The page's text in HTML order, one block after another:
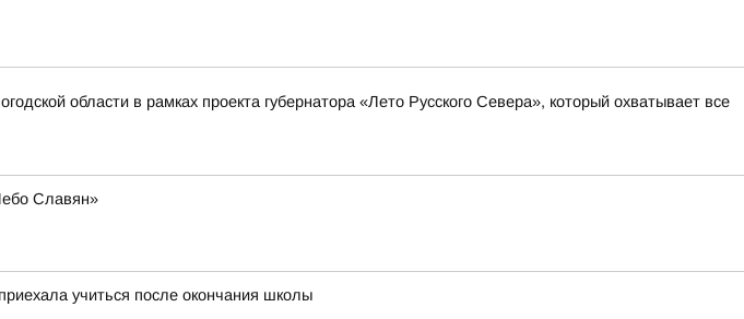
области в рамках проекта губернатора «Лето Русского Севера», который охватывает все
Славян»
учиться после окончания школы